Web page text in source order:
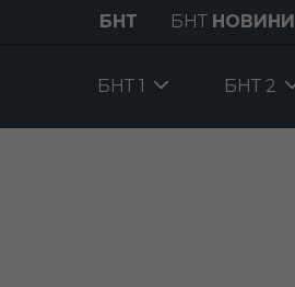
БНТ БНТ НОВИНИ
БНТ 1 БНТ 2